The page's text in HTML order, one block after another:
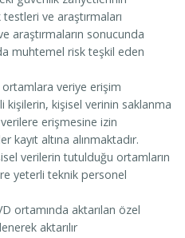
ve araştırmaları
araştırmaların sonucunda
muhtemel risk teşkil eden
veriye erişim
kişilerin, kişisel verinin saklanma
verilere erişmesine izin
kayıt altına alınmaktadır.
verilerin tutulduğu ortamların
yeterli teknik personel
ortamında aktarılan özel
aktarılır